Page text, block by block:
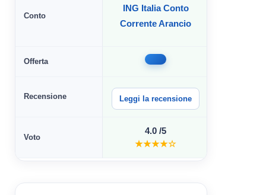
Conto
ING Italia Conto
Corrente Arancio
Offerta
Recensione Leggi la recensione
Voto
4.0 /5
★★★★☆